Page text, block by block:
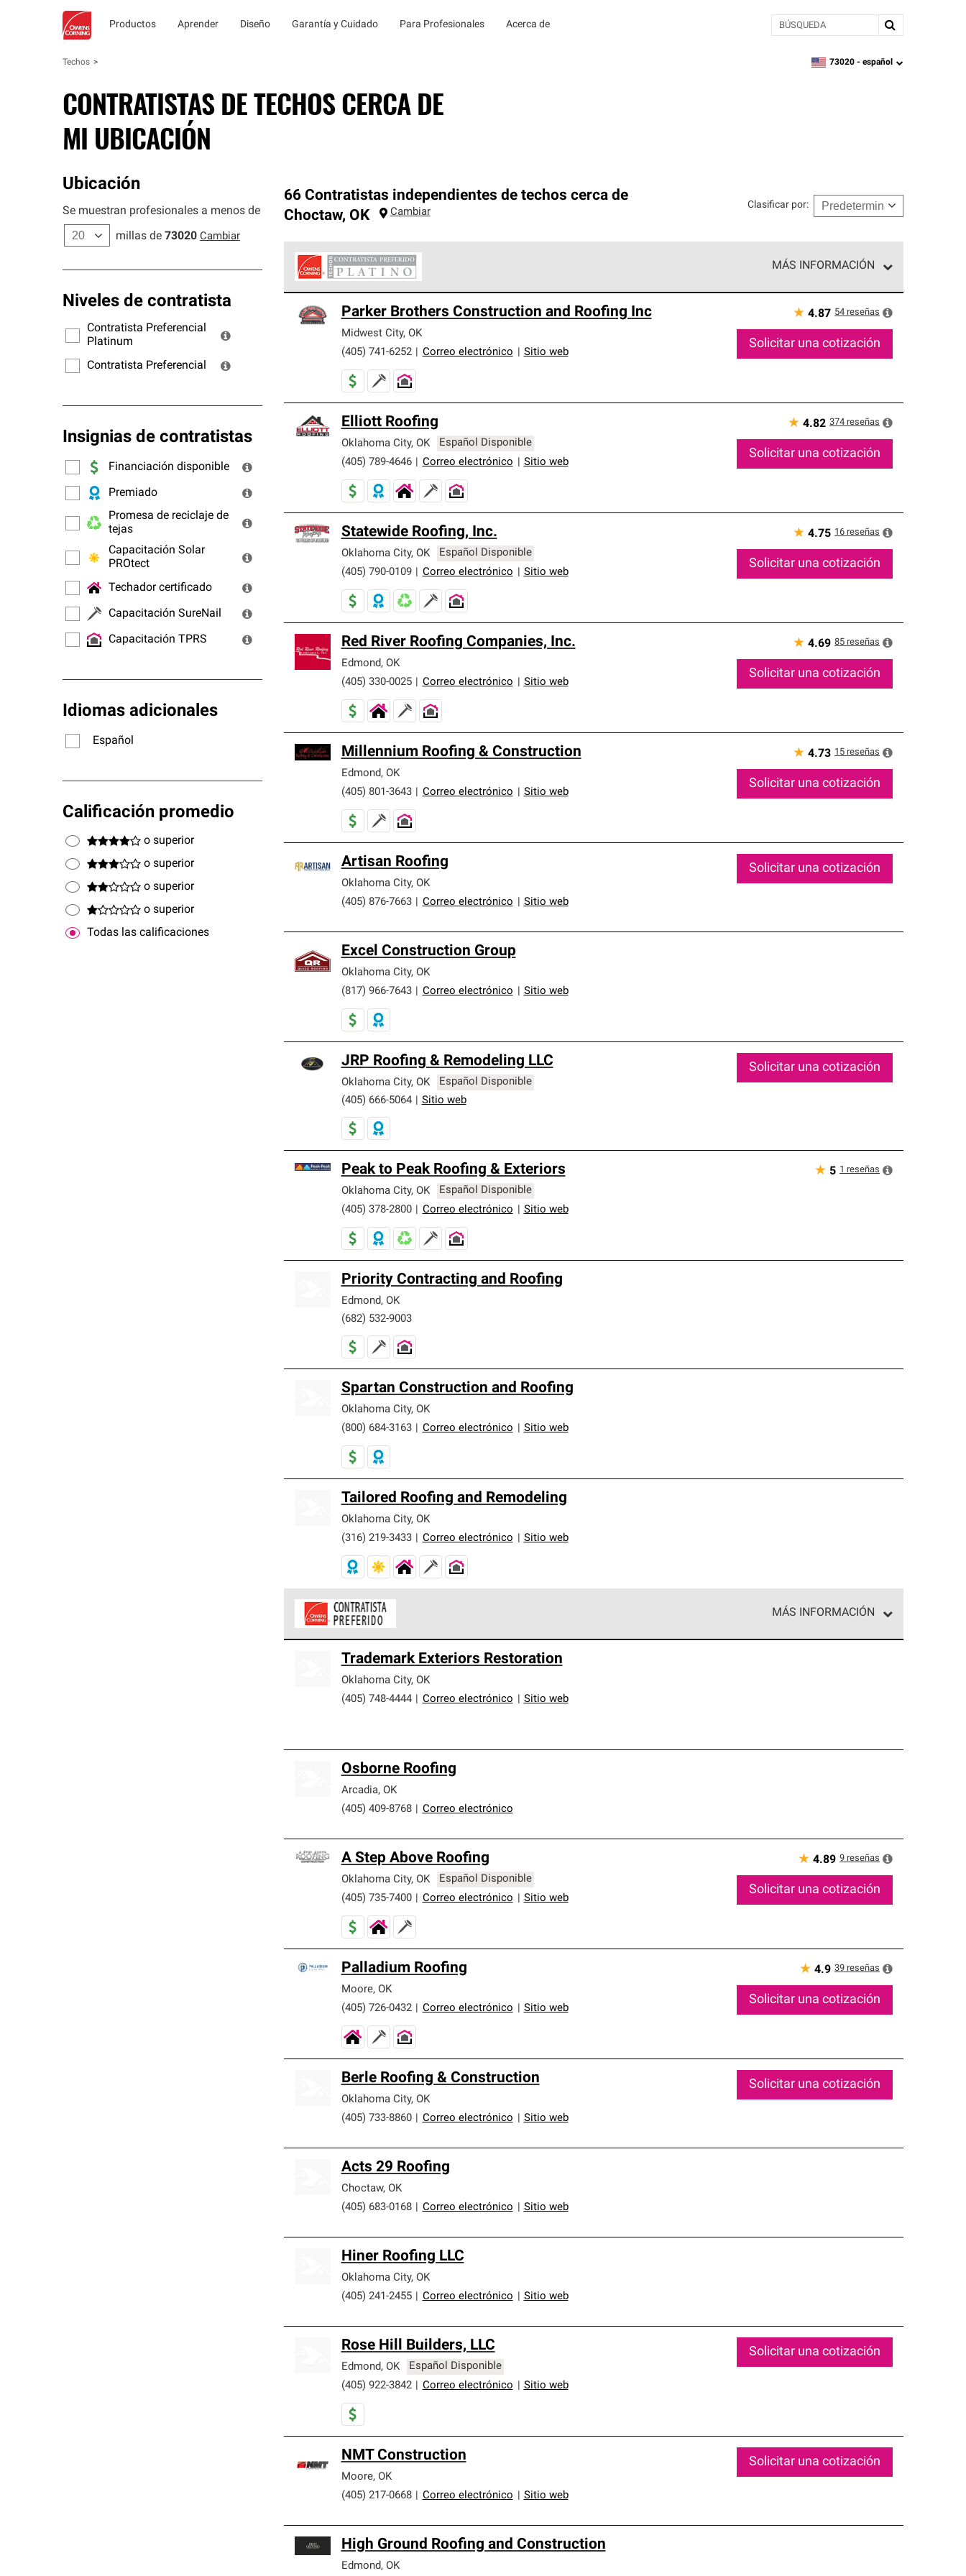
Productos Aprender Diseño Garantía y Cuidado Para Profesionales Acerca de BÚSQUEDA
Techos zipcode,language
73020 - español
CONTRATISTAS DE TECHOS CERCA DE
MI UBICACIÓN
Ubicación
Se muestran profesionales a menos de
millas de 73020 Cambiar
Niveles de contratista
Contratista Preferencial
Platinum
Contratista Preferencial
Insignias de contratistas
Financiación disponible
Premiado
Promesa de reciclaje de
tejas
Capacitación Solar
PROtect
Techador certificado
Capacitación SureNail
Capacitación TPRS
Idiomas adicionales
Español
Calificación promedio
o superior
o superior
o superior
o superior
Todas las calificaciones
66 Contratistas independientes de techos cerca de
Choctaw, OK Cambiar
Clasificar por:
MÁS INFORMACIÓN
cumplen con estándares estrictos de profesionalismo, confiabilidad y destreza incomparable. Solo ellos pueden
ofrecer nuestra mejor garantía de sistemas de techos.
Parker Brothers Construction and Roofing Inc
Midwest City, OK
(405) 741-6252
Correo electrónico Sitio web
★ 4.87 54 reseñas
Solicitar una cotización
Elliott Roofing
Oklahoma City, OK
Español Disponible
(405) 789-4646
Correo electrónico Sitio web
★ 4.82 374 reseñas
Solicitar una cotización
Statewide Roofing, Inc.
Oklahoma City, OK
Español Disponible
(405) 790-0109
Correo electrónico Sitio web
★ 4.75 16 reseñas
Solicitar una cotización
Red River Roofing Companies, Inc.
Edmond , OK
(405) 330-0025
Correo electrónico Sitio web
★ 4.69 85 reseñas
Solicitar una cotización
Millennium Roofing & Construction
Edmond , OK
(405) 801-3643
Correo electrónico Sitio web
★ 4.73 15 reseñas
Solicitar una cotización
Artisan Roofing
Oklahoma City, OK
(405) 876-7663
Correo electrónico Sitio web
Solicitar una cotización
Excel Construction Group
Oklahoma City, OK
(817) 966-7643
Correo electrónico Sitio web
JRP Roofing & Remodeling LLC
Oklahoma City, OK
Español Disponible
(405) 666-5064
Sitio web
Solicitar una cotización
Peak to Peak Roofing & Exteriors
Oklahoma City, OK
Español Disponible
(405) 378-2800
Correo electrónico Sitio web
★ 5 1 reseñas
Priority Contracting and Roofing
Edmond , OK
(682) 532-9003
Spartan Construction and Roofing
Oklahoma City, OK
(800) 684-3163
Correo electrónico Sitio web
Tailored Roofing and Remodeling
Oklahoma City, OK
(316) 219-3433
Correo electrónico Sitio web
MÁS INFORMACIÓN
cumplen con altos estándares y requisitos estrictos de profesionalismo y confiabilidad.
Trademark Exteriors Restoration
Oklahoma City, OK
(405) 748-4444
Correo electrónico Sitio web
Osborne Roofing
Arcadia, OK
(405) 409-8768
Correo electrónico
A Step Above Roofing
Oklahoma City, OK
Español Disponible
(405) 735-7400
Correo electrónico Sitio web
★ 4.89 9 reseñas
Solicitar una cotización
Palladium Roofing
Moore, OK
(405) 726-0432
Correo electrónico Sitio web
★ 4.9 39 reseñas
Solicitar una cotización
Berle Roofing & Construction
Oklahoma City, OK
(405) 733-8860
Correo electrónico Sitio web
Solicitar una cotización
Acts 29 Roofing
Choctaw, OK
(405) 683-0168
Correo electrónico Sitio web
Hiner Roofing LLC
Oklahoma City, OK
(405) 241-2455
Correo electrónico Sitio web
Rose Hill Builders, LLC
Edmond , OK
Español Disponible
(405) 922-3842
Correo electrónico Sitio web
Solicitar una cotización
NMT Construction
Moore, OK
(405) 217-0668
Correo electrónico Sitio web
Solicitar una cotización
High Ground Roofing and Construction
Edmond , OK